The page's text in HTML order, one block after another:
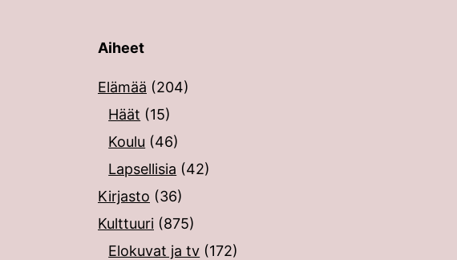
enterin painalluksella. Kosketusnäytöllisten laitteiden
Aiheet
Elämää (204)
Häät (15)
Koulu (46)
Lapsellisia (42)
Kirjasto (36)
Kulttuuri (875)
Elokuvat ja tv (172)